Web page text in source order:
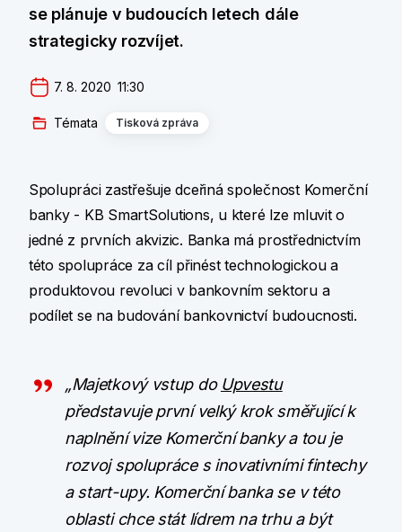
se plánuje v budoucích letech dále
strategicky rozvíjet.
7. 8. 2020  11:30
Témata Tisková zpráva
Spolupráci zastřešuje dceřiná společnost Komerční
banky - KB SmartSolutions, u které lze mluvit o
jedné z prvních akvizic. Banka má prostřednictvím
této spolupráce za cíl přinést technologickou a
produktovou revoluci v bankovním sektoru a
podílet se na budování bankovnictví budoucnosti.
„Majetkový vstup do Upvestu
představuje první velký krok směřující k
naplnění vize Komerční banky a tou je
rozvoj spolupráce s inovativními fintechy
a start-upy. Komerční banka se v této
oblasti chce stát lídrem na trhu a být